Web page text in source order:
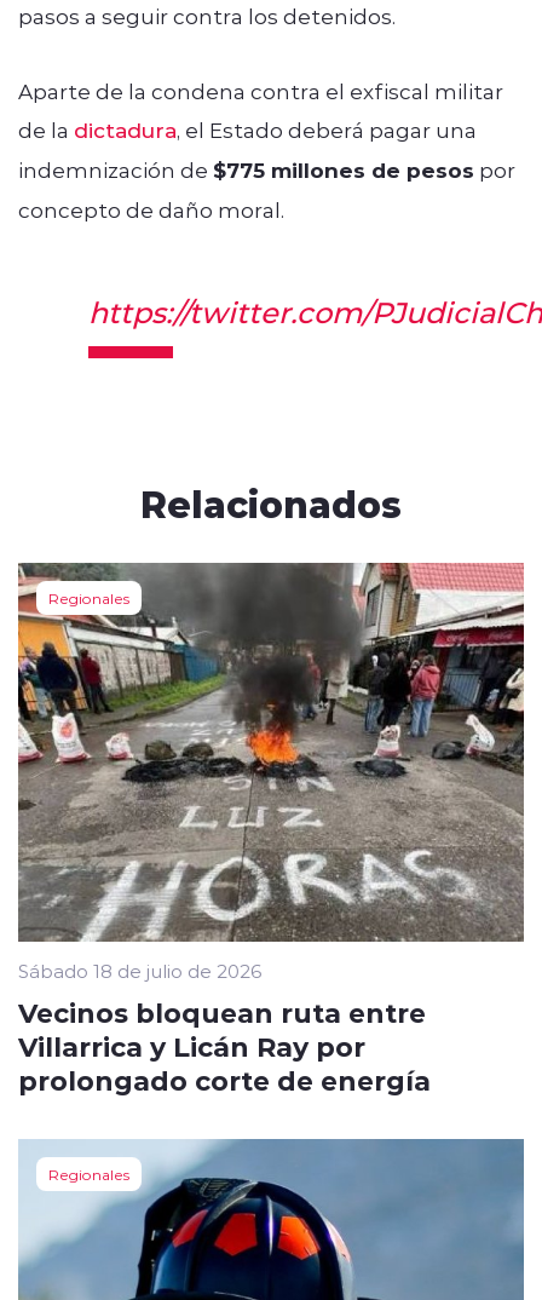
pasos a seguir contra los detenidos.
Aparte de la condena contra el exfiscal militar
de la dictadura, el Estado deberá pagar una
indemnización de $775 millones de pesos por
concepto de daño moral.
https://twitter.com/
Relacionados
Regionales
Sábado 18 de julio de 2026
Vecinos bloquean ruta entre
Villarrica y Licán Ray por
prolongado corte de energía
Regionales